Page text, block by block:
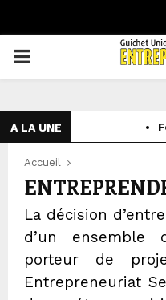
PRIMARY
A LA UNE Fonds
Accueil
La décision
d’un ensemble
porteur de
Entrepreneuriat